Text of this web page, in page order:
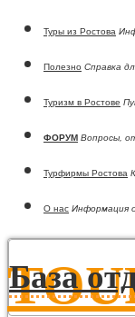
Туры из Ростова
Полезно Справка
Туризм в Ростове
ФОРУМ Вопросы,
Турфирмы Ростова
О нас Информация
База